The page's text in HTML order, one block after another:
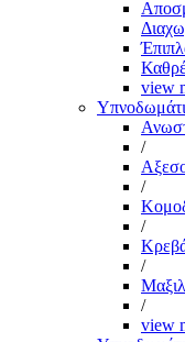
view
/
/
/
/
/
view